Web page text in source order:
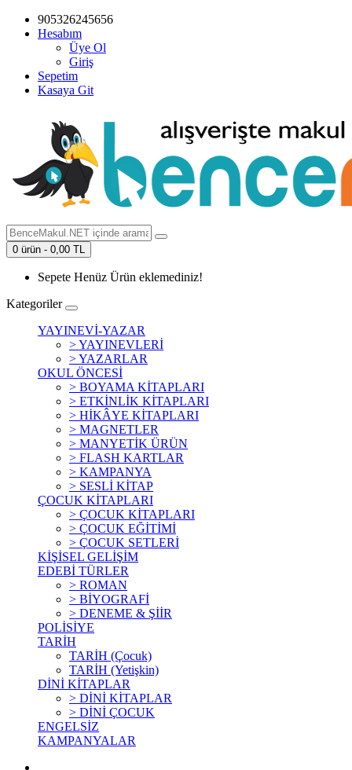
905326245656
Hesabım
Üye Ol
Giriş
Sepetim
Kasaya Git
0 ürün - 0,00 TL
Sepete Henüz Ürün eklemediniz!
Kategoriler
YAYINEVİ-YAZAR
> YAYINEVLERİ
> YAZARLAR
OKUL ÖNCESİ
> BOYAMA KİTAPLARI
> ETKİNLİK KİTAPLARI
> HİKÂYE KİTAPLARI
> MAGNETLER
> MANYETİK ÜRÜN
> FLASH KARTLAR
> KAMPANYA
> SESLİ KİTAP
ÇOCUK KİTAPLARI
> ÇOCUK KİTAPLARI
> ÇOCUK EĞİTİMİ
> ÇOCUK SETLERİ
KİŞİSEL GELİŞİM
EDEBİ TÜRLER
> ROMAN
> BİYOGRAFİ
> DENEME & ŞİİR
POLİSİYE
TARİH
TARİH (Çocuk)
TARİH (Yetişkin)
DİNİ KİTAPLAR
> DİNİ KİTAPLAR
> DİNİ ÇOCUK
ENGELSİZ
KAMPANYALAR